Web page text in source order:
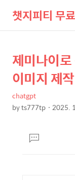
챗지피티 무료
상
세
텐
본
문
제
목
제미나이
이미지 제
chatgpt
byts777tp 2025.
댓
글